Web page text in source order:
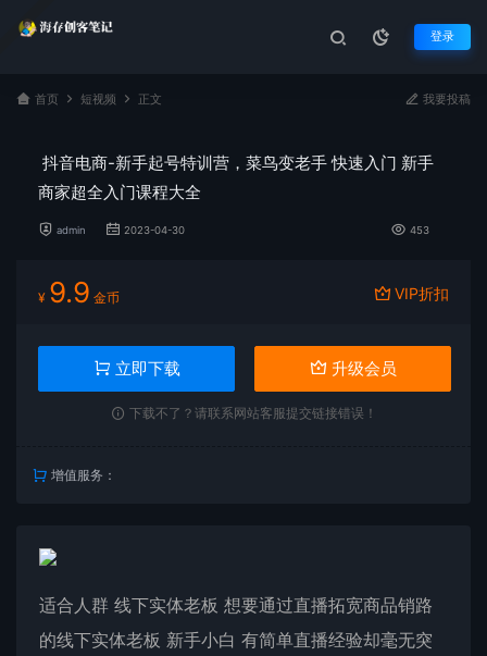
登录
首页 短视频 正文 我要投稿
抖音电商-新手起号特训营，菜鸟变老手 快速入门 新手
商家超全入门课程大全
admin 2023-04-30 453
¥ 9.9 金币 VIP折扣
立即下载 升级会员
下载不了？请联系网站客服提交链接错误！
增值服务：
适合人群 线下实体老板 想要通过直播拓宽商品销路
的线下实体老板 新手小白 有简单直播经验却毫无突